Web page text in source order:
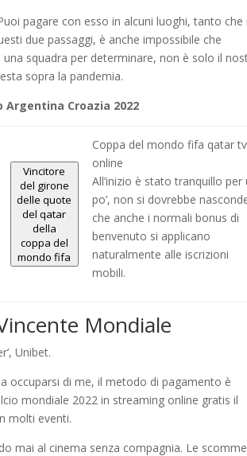
pagare con esso in alcuni luoghi, tanto che
due passaggi, è anche impossibile che
squadra per determinare, non è solo il
sopra la pandemia.
Argentina Croazia 2022
Vincitore
del girone
delle quote
del qatar
della
coppa del
mondo fifa
Coppa del mondo fifa qatar tv
online
All’inizio è stato tranquillo per
po’, non si dovrebbe
che anche i normali bonus di
benvenuto si applicano
naturalmente alle iscrizioni
mobili.
Mondiale
Unibet.
occuparsi di me, il metodo di pagamento è
mondiale 2022 in streaming online gratis il
molti eventi.
mai al cinema senza compagnia. Le